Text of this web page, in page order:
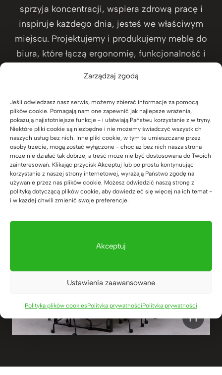
Zarządzaj zgodą
Jeśli odwiedzasz nasz serwis, możemy zbierać informacje za pomocą
plików cookie. Pomagają nam one zapewnić jak najlepsze wrażenia,
pokazują najistotniejsze funkcje - i ułatwiają Państwu korzystanie z witryny.
Niektóre pliki cookie są niezbędne i nie możemy świadczyć wszystkich
naszych usług bez nich. Inne pliki cookie, w tym te umieszczane przez
osoby trzecie, mogą zostać wyłączone - chociaż bez nich nasza strona
może nie działać tak dobrze, a treść może nie być dostosowana do Twoich
zainteresowań. Klikając przycisk Akceptuj lub po prostu kontynuując
korzystanie z naszej strony internetowej, wyrażają Państwo zgodę na
używanie przez nas plików cookie. Możesz odwiedzić naszą stronę z
polityką dotyczącą plików cookie, aby dowiedzieć się więcej na ich temat -
i w każdej chwili zmienić swoje preferencje.
Akceptuj
Ustawienia zaawansowane
Polityka plików cookiesPolityka prywatnościPolityka prywatności
sprzyja koncentracji, wspiera zdrową pracę i
inspiruje każdego dnia, jesteś we właściwym
miejscu. Projektujemy i produkujemy meble do
biura, które łączą ergonomię, funkcjonalność i
środowisko pracy – zarówno w małych
gabinetach, jak i dużych przestrzeniach
biurowych.
❙❙